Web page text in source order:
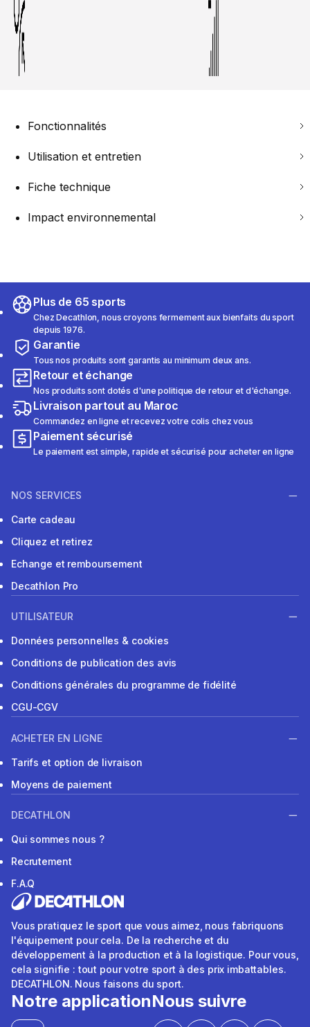
Fonctionnalités
Utilisation et entretien
Fiche technique
Impact environnemental
Plus de 65 sports
Chez Decathlon, nous croyons fermement aux bienfaits du sport
depuis 1976.
Garantie
Tous nos produits sont garantis au minimum deux ans.
Retour et échange
Nos produits sont dotés d'une politique de retour et d'échange.
Livraison partout au Maroc
Commandez en ligne et recevez votre colis chez vous
Paiement sécurisé
Le paiement est simple, rapide et sécurisé pour acheter en ligne
NOS SERVICES
Carte cadeau
Cliquez et retirez
Echange et remboursement
Decathlon Pro
UTILISATEUR
Données personnelles & cookies
Conditions de publication des avis
Conditions générales du programme de fidélité
CGU-CGV
ACHETER EN LIGNE
Tarifs et option de livraison
Moyens de paiement
DECATHLON
Qui sommes nous ?
Recrutement
F.A.Q
Vous pratiquez le sport que vous aimez, nous fabriquons
l'équipement pour cela. De la recherche et du
développement à la production et à la logistique. Pour vous,
cela signifie : tout pour votre sport à des prix imbattables.
DECATHLON. Nous faisons du sport.
Notre applicationNous suivre